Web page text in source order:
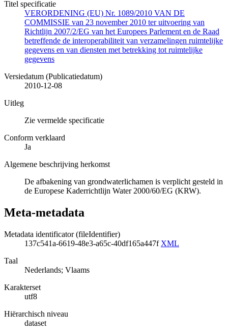
Titel specificatie
VERORDENING (EU) Nr. 1089/2010 VAN DE
COMMISSIE van 23 november 2010 ter uitvoering van
Richtlijn 2007/2/EG van het Europees Parlement en de Raad
betreffende de interoperabiliteit van verzamelingen ruimtelijke
gegevens en van diensten met betrekking tot ruimtelijke
gegevens
Versiedatum (Publicatiedatum)
2010-12-08
Uitleg
Zie vermelde specificatie
Conform verklaard
Ja
Algemene beschrijving herkomst
De afbakening van grondwaterlichamen is verplicht gesteld in
de Europese Kaderrichtlijn Water 2000/60/EG (KRW).
Meta-metadata
Metadata identificator (fileIdentifier)
137c541a-6619-48e3-a65c-40df165a447f XML
Taal
Nederlands; Vlaams
Karakterset
utf8
Hiërarchisch niveau
dataset